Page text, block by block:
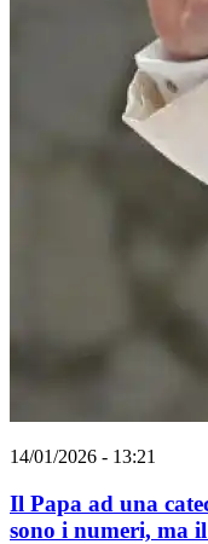
14/01/2026 - 13:21
Il Papa ad una
sono i numeri, ma